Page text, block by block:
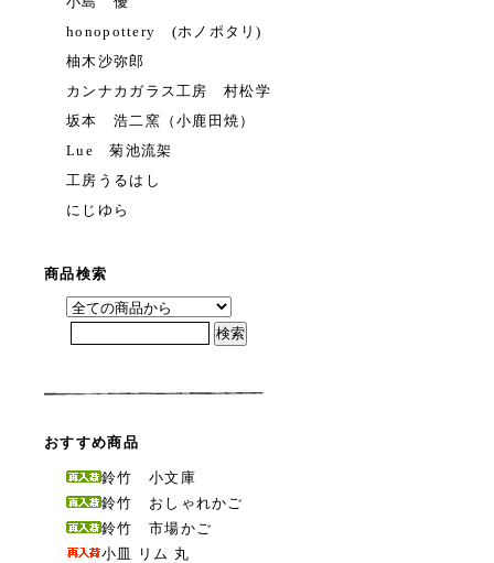
honopottery (ホノポタリ)
柚木沙弥郎
カンナカガラス工房 村松学
坂本 浩二窯（小鹿田焼）
Lue 菊池流架
工房うるはし
にじゆら
商品検索
おすすめ商品
鈴竹 小文庫
鈴竹 おしゃれかご
鈴竹 市場かご
小皿 リム 丸